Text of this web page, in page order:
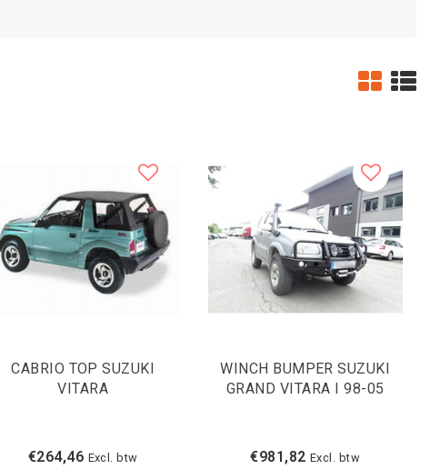
CABRIO TOP SUZUKI
VITARA
€264,46 Excl. btw
WINCH BUMPER SUZUKI
GRAND VITARA I 98-05
€981,82 Excl. btw